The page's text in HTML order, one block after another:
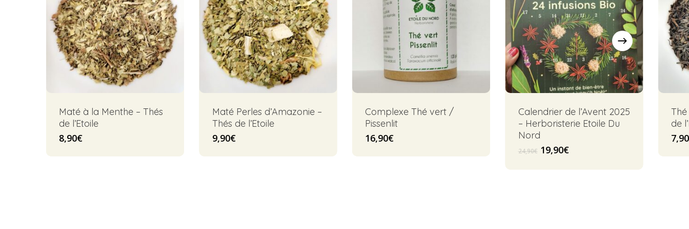
Maté à la Menthe – Thés
de l’Etoile
8,90€
Maté Perles d’Amazonie –
Thés de l’Etoile
9,90€
Complexe Thé vert /
Pissenlit
16,90€
Calendrier de l’Avent 2025
– Herboristerie Etoile Du
Nord
24,90€ Le
19,90€Le
de
7,90